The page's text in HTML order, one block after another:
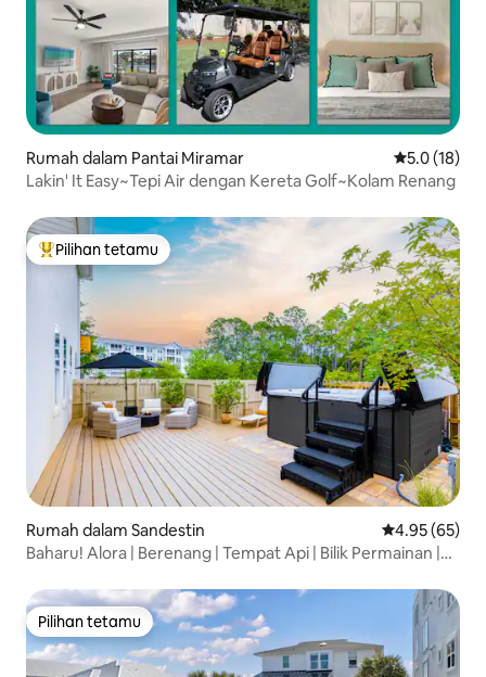
Rumah dalam Pantai Miramar Penarafan
5.0 (18)
Lakin' It Easy~Tepi Air dengan Kereta Golf~Kolam Renang
Pilihan utama tetamu
Pilihan tetamu
Rumah dalam Sandestin Penarafan
4.95 (65)
Baharu! Alora | Berenang | Tempat Api | Bilik Permainan |
Pilihan tetamu
Pilihan tetamu